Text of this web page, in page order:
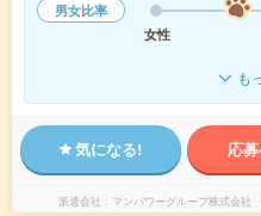
男女比率
女性
も
気になる! 応
派遣会社 マンパワーグループ株式会社